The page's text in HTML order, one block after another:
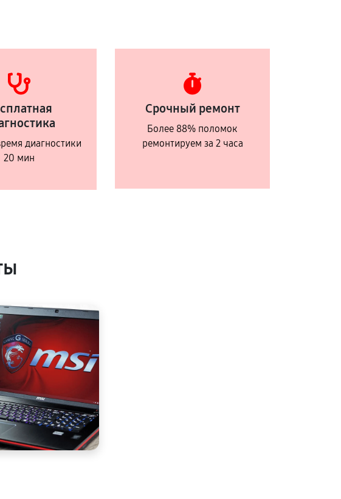
диагностики
20 мин
Срочный ремонт
Более 88% поломок
ремонтируем за 2 часа